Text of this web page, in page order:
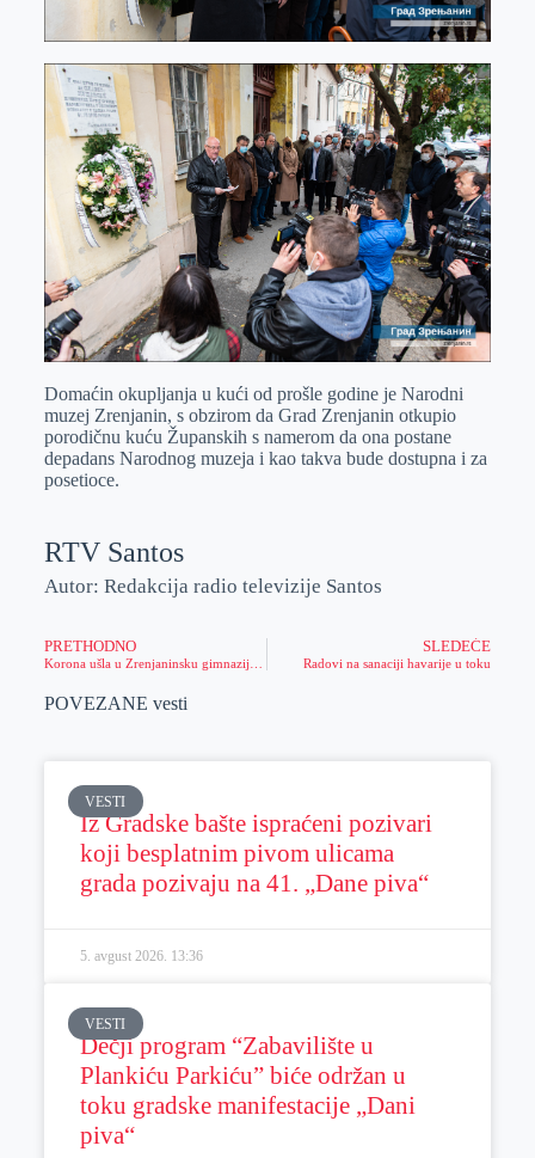
Domaćin okupljanja u kući od prošle godine je Narodni
muzej Zrenjanin, s obzirom da Grad Zrenjanin otkupio
porodičnu kuću Županskih s namerom da ona postane
depadans Narodnog muzeja i kao takva bude dostupna i za
posetioce.
RTV Santos
Autor: Redakcija radio televizije Santos
PRETHODNO SLEDEĆE
Radovi na sanaciji havarije u toku
POVEZANE vesti
VESTI
Iz Gradske bašte ispraćeni pozivari
koji besplatnim pivom ulicama
grada pozivaju na 41. „Dane piva“
5. avgust 2026. 13:36
VESTI
Dečji program “Zabavilište u
Plankiću Parkiću” biće održan u
toku gradske manifestacije „Dani
piva“